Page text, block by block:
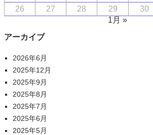
26
27 28 29
30
1月 »
アーカイブ
2026年6月
2025年12月
2025年9月
2025年8月
2025年7月
2025年6月
2025年5月